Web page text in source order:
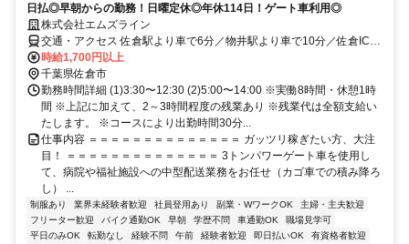
日払◎早朝からの勤務！日曜定休◎年休114日！ゲート車利用◎
株式会社エムズライン
交通・アクセス 佐倉駅より車で6分／物井駅より車で10分／佐倉ICよ
り車で7分【マイカー通勤・バイク通勤・自転車通勤OK！無料駐車
場・駐輪場完備】他にも「南酒々井駅」「大佐倉駅」「臼井駅」「榎
戸駅」「ユーカリが丘駅」「酒々井駅」などからもアクセス良好！
時給1,700円以上
千葉県佐倉市
勤務時間詳細 (1)3:30〜12:30 (2)5:00〜14:00 ※実働8時間・休憩1時
間 ※上記に加えて、2～3時間程度の残業あり ※残業代は全額支給い
たします。 ※コースにより出勤時間30分...
仕事内容 ＝＝＝＝＝＝＝＝＝＝＝＝＝＝ ガッツリ稼ぎたい方、大注
目！ ＝＝＝＝＝＝＝＝＝＝＝＝＝＝ 3トンパワーゲート車を使用し
て、病院や福祉施設への中型配送業務をお任せ（カゴ車での積み降ろ
し） ...
制服あり 業界未経験者歓迎 社員登用あり 副業・WワークOK
主婦・主夫歓迎
フリーター歓迎
バイク通勤OK 早朝 学歴不問 車通勤OK
職場見学可
平日のみOK
転勤なし 経験不問 午前 経験者歓迎 即日払いOK
有資格者歓迎